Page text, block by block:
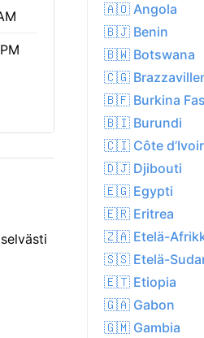
🇦🇴 Angola
🇧🇯 Benin
🇧🇼 Botswana
🇨🇬
🇧🇫 Burkina
🇧🇮 Burundi
🇨🇮 Côte
🇩🇯 Djibouti
🇪🇬 Egypti
🇪🇷 Eritrea
🇿🇦 Etelä-
🇸🇸 Etelä-
🇪🇹 Etiopia
🇬🇦 Gabon
🇬🇲 Gambia